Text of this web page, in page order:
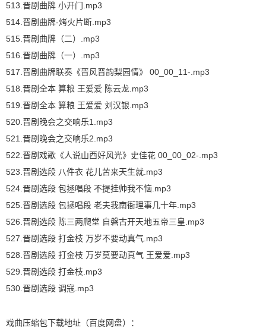
513.晋剧曲牌 小开门.mp3
514.晋剧曲牌-烤火片断.mp3
515.晋剧曲牌（二）.mp3
516.晋剧曲牌（一）.mp3
517.晋剧曲牌联奏《晋风晋韵梨园情》 00_00_11-.mp3
518.晋剧全本 算粮 王爱爱 陈云龙.mp3
519.晋剧全本 算粮 王爱爱 刘汉银.mp3
520.晋剧晚会之交响乐1.mp3
521.晋剧晚会之交响乐2.mp3
522.晋剧戏歌《人说山西好风光》史佳花 00_00_02-.mp3
523.晋剧选段 八件衣 花儿苦来天生就.mp3
524.晋剧选段 包拯唱段 不提挂帅我不恼.mp3
525.晋剧选段 包拯唱段 老夫我南衙理事几十年.mp3
526.晋剧选段 陈三两爬堂 自磐古开天地五帝三皇.mp3
527.晋剧选段 打金枝 万岁不要动真气.mp3
528.晋剧选段 打金枝 万岁莫要动真气 王爱爱.mp3
529.晋剧选段 打金枝.mp3
530.晋剧选段 调寇.mp3
戏曲压缩包下载地址（百度网盘）：